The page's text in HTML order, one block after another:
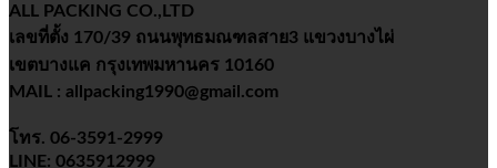
ALL PACKING CO.,LTD
เลขที่ตั้ง 170/39 ถนนพุทธมณฑลสาย3 แขวงบางไผ่
เขตบางแค กรุงเทพมหานคร 10160
MAIL : allpacking1990@gmail.com
โทร. 06-3591-2999
LINE: 0635912999